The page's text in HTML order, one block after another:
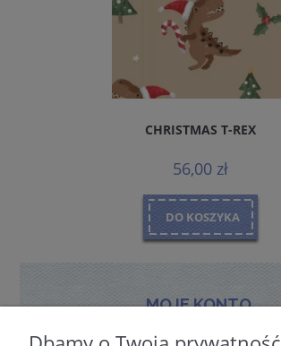
CHRISTMAS T-REX
56,00 zł
DO KOSZYKA
MOJE KONTO